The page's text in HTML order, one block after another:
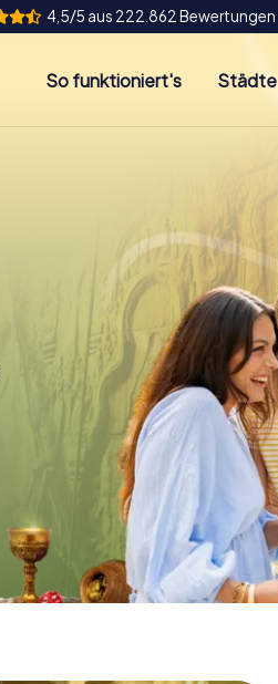
4,5/5 aus 222.862 Bewertungen
So funktioniert's Städte